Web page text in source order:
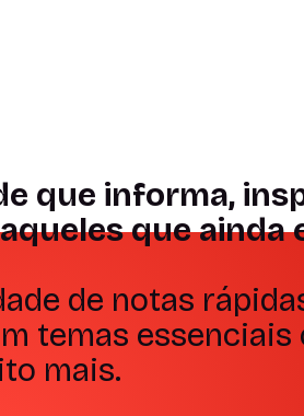
que informa,
que ainda
de notas
temas essenciais
mais.